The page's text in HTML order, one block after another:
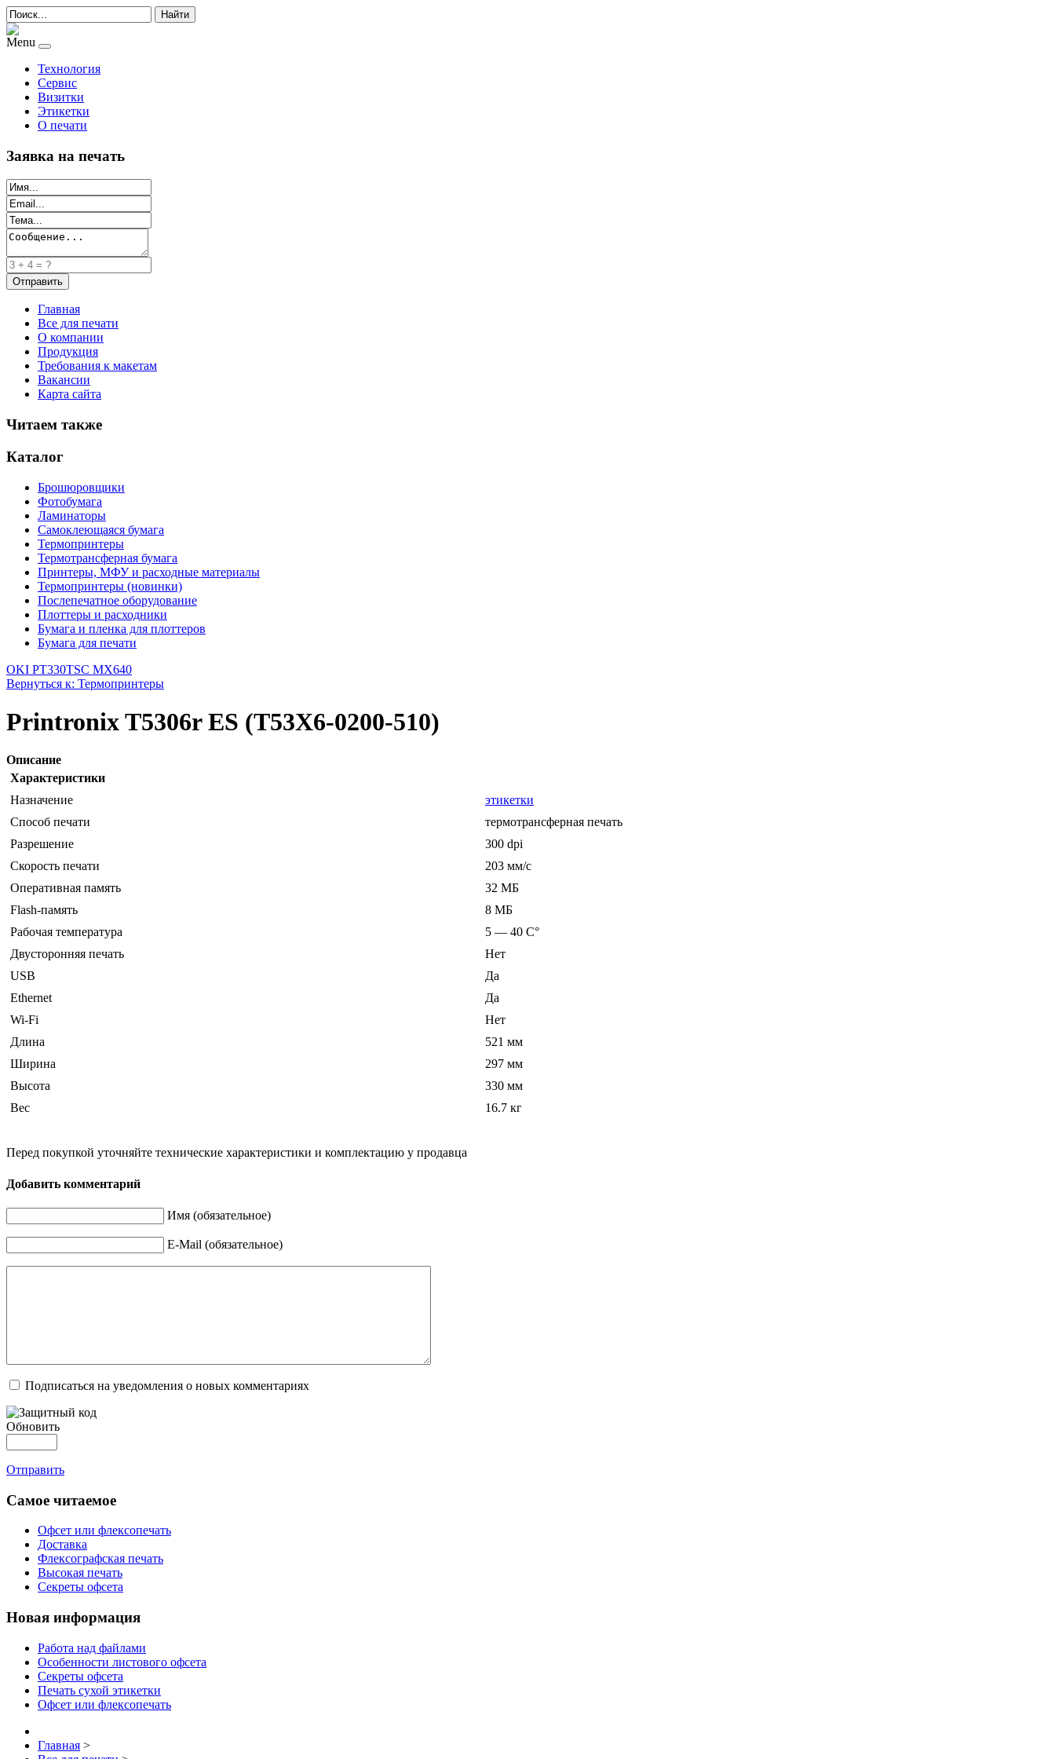
Найти
Menu
Технология
Сервис
Визитки
Этикетки
О печати
Заявка на печать
Главная
Все для печати
О компании
Продукция
Требования к макетам
Вакансии
Карта сайта
Читаем также
Каталог
Брошюровщики
Фотобумага
Ламинаторы
Самоклеющаяся бумага
Термопринтеры
Термотрансферная бумага
Принтеры, МФУ и расходные материалы
Термопринтеры (новинки)
Послепечатное оборудование
Плоттеры и расходники
Бумага и пленка для плоттеров
Бумага для печати
OKI PT330TSC MX640
Вернуться к: Термопринтеры
Printronix T5306r ES (T53X6-0200-510)
Описание
Характеристики
Назначение
этикетки
Способ печати
термотрансферная печать
Разрешение
300 dpi
Скорость печати
203 мм/с
Оперативная память
32 МБ
Flash-память
8 МБ
Рабочая температура
5 — 40 C°
Двусторонняя печать
Нет
USB
Да
Ethernet
Да
Wi-Fi
Нет
Длина
521 мм
Ширина
297 мм
Высота
330 мм
Вес
16.7 кг
Перед покупкой уточняйте технические характеристики и комплектацию у продавца
Добавить комментарий
Имя (обязательное)
E-Mail (обязательное)
Подписаться на уведомления о новых комментариях
Обновить
Отправить
Самое читаемое
Офсет или флексопечать
Доставка
Флексографская печать
Высокая печать
Секреты офсета
Новая информация
Работа над файлами
Особенности листового офсета
Секреты офсета
Печать сухой этикетки
Офсет или флексопечать
Главная >